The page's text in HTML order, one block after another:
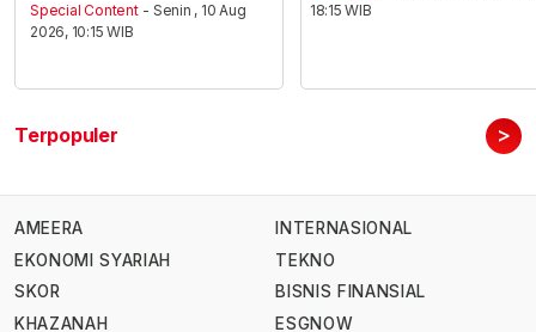
Special Content - Senin , 10 Aug
2026, 10:15 WIB
18:15 WIB
Terpopuler >
AMEERA
EKONOMI SYARIAH
SKOR
KHAZANAH
INTERNASIONAL
TEKNO
BISNIS FINANSIAL
ESGNOW